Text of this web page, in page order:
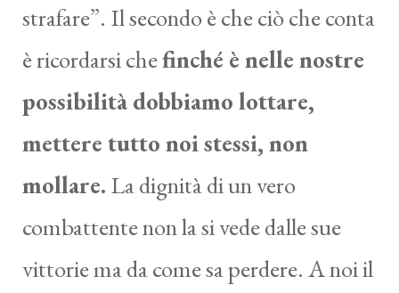
strafare”. Il secondo è che ciò che conta
è ricordarsi chefinché è nelle nostre
possibilità dobbiamo lottare,
mettere tutto noi stessi, non
mollare. La dignità di un vero
combattente non la si vede dalle sue
vittorie ma da come sa perdere. A noi il